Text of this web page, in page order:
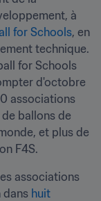
à
for Schools, en
technique.
for Schools
d'octobre
associations
de ballons de
et plus de
F4S.
associations
dans huit